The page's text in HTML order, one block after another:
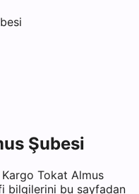
Şubesi
Kargo Tokat Almus
bilgilerini bu sayfadan